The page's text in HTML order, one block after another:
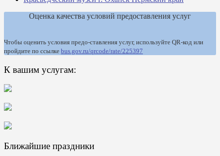
Оценка качества условий предоставления услуг
Чтобы оценить условия предо-ставления услуг, используйте QR-код или
пройдите по ссылке bus.gov.ru/qrcode/rate/225397
К вашим услугам:
Ближайшие праздники